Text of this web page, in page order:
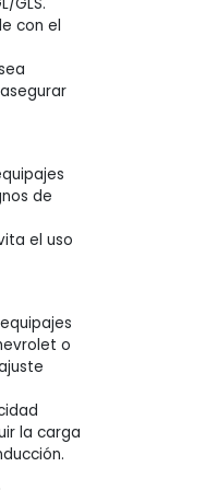
con el
de
el uso
o
la carga